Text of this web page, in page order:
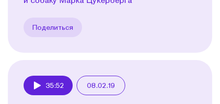
Поделиться
35:52 08.02.19